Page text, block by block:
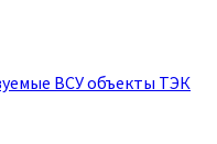
ВСУ объекты ТЭК